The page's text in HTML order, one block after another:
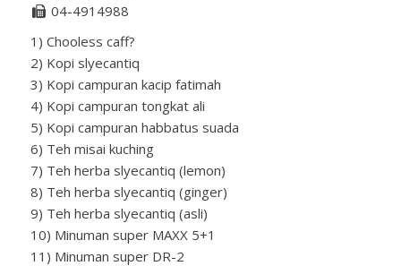
04-4914988
1) Chooless caff?
2) Kopi slyecantiq
3) Kopi campuran kacip fatimah
4) Kopi campuran tongkat ali
5) Kopi campuran habbatus suada
6) Teh misai kuching
7) Teh herba slyecantiq (lemon)
8) Teh herba slyecantiq (ginger)
9) Teh herba slyecantiq (asli)
10) Minuman super MAXX 5+1
11) Minuman super DR-2